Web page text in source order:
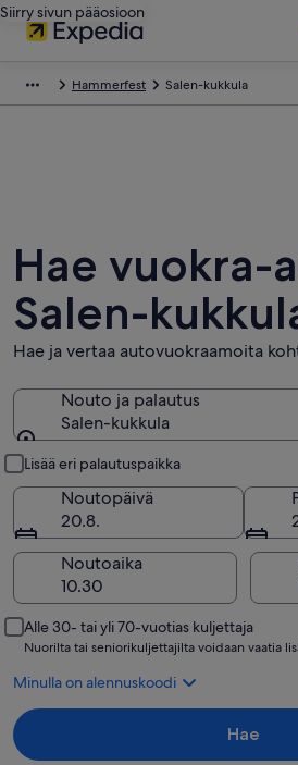
Siirry sivun pääosioon
Hammerfest Salen-kukkula
Hae vuokra-
Salen-
Hae ja vertaa autovuokraamoita
Nouto ja palautus
Salen-kukkula
Lisää eri palautuspaikka
Noutopäivä
20.8.
Noutoaika
Alle 30- tai yli 70-vuotias kuljettaja
Nuorilta tai seniorikuljettajilta voidaan vaatia
Minulla on alennuskoodi
Hae